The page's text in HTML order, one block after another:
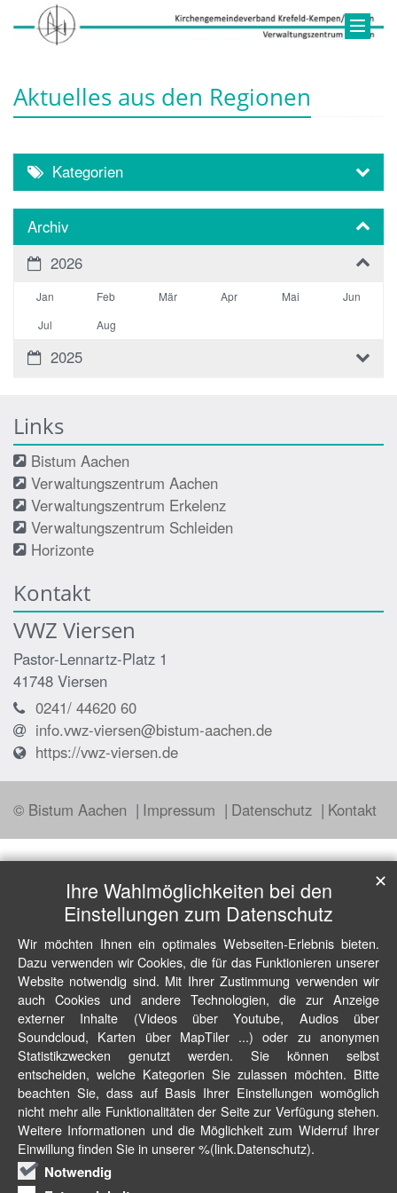
Aktuelles aus den Regionen
Kategorien
Archiv
2026
Jan Feb Mär Apr Mai
Jun
Jul
Aug
2025
Links
Bistum Aachen
Verwaltungszentrum Aachen
Verwaltungszentrum Erkelenz
Verwaltungszentrum Schleiden
Horizonte
Kontakt
VWZ Viersen
Pastor-Lennartz-Platz 1
41748 Viersen
0241/ 44620 60
info.vwz-viersen@bistum-aachen.de
https://vwz-viersen.de
© Bistum Aachen Impressum Datenschutz Kontakt
Ihre Wahlmöglichkeiten bei den
Einstellungen zum Datenschutz
Wir möchten Ihnen ein optimales Webseiten-Erlebnis bieten.
Dazu verwenden wir Cookies, die für das Funktionieren unserer
Website notwendig sind. Mit Ihrer Zustimmung verwenden wir
auch Cookies und andere Technologien, die zur Anzeige
externer Inhalte (Videos über Youtube, Audios über
Soundcloud, Karten über MapTiler ...) oder zu anonymen
Statistikzwecken genutzt werden. Sie können selbst
entscheiden, welche Kategorien Sie zulassen möchten. Bitte
beachten Sie, dass auf Basis Ihrer Einstellungen womöglich
nicht mehr alle Funktionalitäten der Seite zur Verfügung stehen.
Weitere Informationen und die Möglichkeit zum Widerruf Ihrer
Einwillung finden Sie in unserer %(link.Datenschutz).
Notwendig
✕